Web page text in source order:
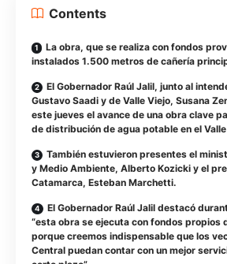
Contents
La obra, que se realiza con fondos
instalados 1.500 metros de cañería
El Gobernador Raúl Jalil, junto al
Gustavo Saadi y de Valle Viejo, Susana
este jueves el avance de una obra clave
de distribución de agua potable en el
También estuvieron presentes el
y Medio Ambiente, Alberto Kozicki y el
Catamarca, Esteban Marchetti.
El Gobernador Raúl Jalil destacó
“esta obra se ejecuta con fondos propios
porque creemos indispensable que los
Central puedan contar con un mejor